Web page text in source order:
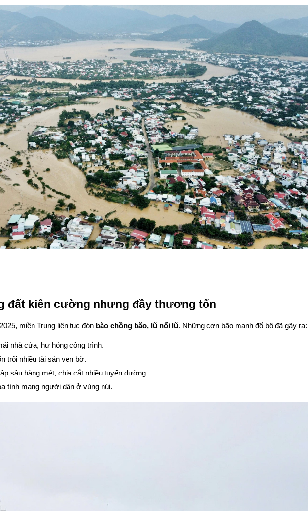
đất kiên cường nhưng đầy thương tổn
miền Trung liên tục đón bão chồng bão, lũ nối lũ. Những cơn bão mạnh đổ bộ đã gây ra:
nhà cửa, hư hỏng công trình.
trôi nhiều tài sản ven bờ.
sâu hàng mét, chia cắt nhiều tuyến đường.
tính mạng người dân ở vùng núi.